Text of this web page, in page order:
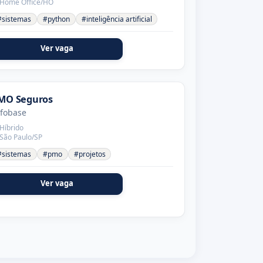
#python #inteligência artificial
Ver vaga
Seguros
Híbrido
São Paulo/SP
#pmo #projetos
Ver vaga